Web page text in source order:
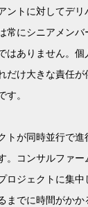
ントに対してデリ
常にシニアメン
はありません。個
だけ大きな責任
。
トが同時並行で進
。コンサルファ
ロジェクトに集
までに時間がかか